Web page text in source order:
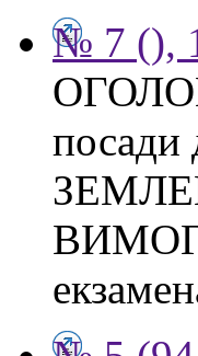
№ 7 (),
посади